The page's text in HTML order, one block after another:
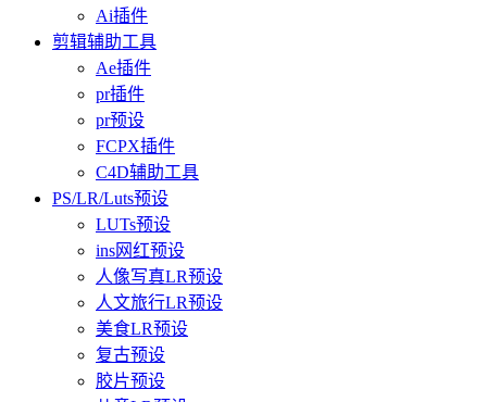
Ai插件
剪辑辅助工具
Ae插件
pr插件
pr预设
FCPX插件
C4D辅助工具
PS/LR/Luts预设
LUTs预设
ins网红预设
人像写真LR预设
人文旅行LR预设
美食LR预设
复古预设
胶片预设